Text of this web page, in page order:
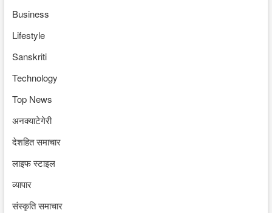
Business
Lifestyle
Sanskriti
Technology
Top News
अनक्याटेगेरी
देशहित समाचार
लाइफ स्टाइल
व्यापार
संस्कृति समाचार